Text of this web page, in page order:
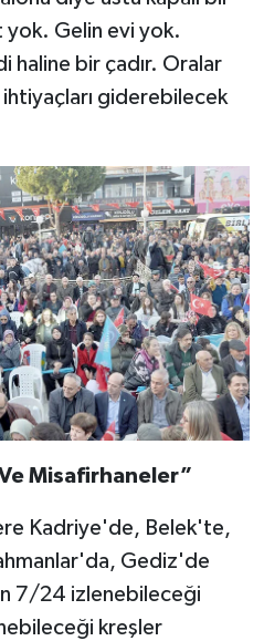
yok. Gelin evi yok.
haline bir çadır. Oralar
giderebilecek
Misafirhaneler”
Kadriye'de, Belek'te,
Gediz'de
7/24 izlenebileceği
kreşler